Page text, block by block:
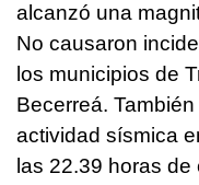
alcanzó una
No causaron
los municipios de
Becerreá.
actividad sísmica
las 22.39 horas